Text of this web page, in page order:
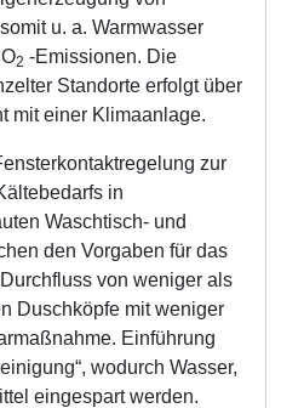
u. a. Warmwasser
2 -Emissionen. Die
Standorte erfolgt über
mit einer Klimaanlage.
zur
in
Waschtisch- und
den Vorgaben für das
von weniger als
Duschköpfe mit weniger
Einführung
wodurch Wasser,
eingespart werden.